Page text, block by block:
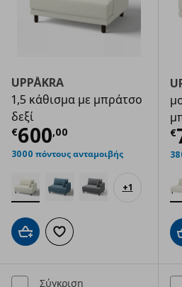
+1
UPPÅKRA
1,5 κάθισμα με μπράτσο
δεξί
€600,00
Τρέχουσα τιμή
3000 πόντους ανταμοιβής
Προσθήκη στο καλάθι
Προσθήκη στα αγαπημένα
€
Σύγκριση